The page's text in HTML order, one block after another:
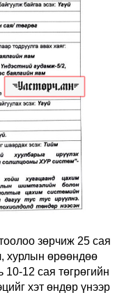
зөрчиж 25 сая
хурлын өрөөндөө
12 сая төгрөгийн
хэт өндөр үнээр